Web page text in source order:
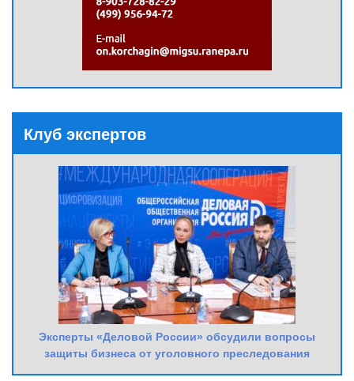
Клуб экспертов
Эксперты «Деловой России» обсудили вопросы
защиты бизнеса от уголовного преследования